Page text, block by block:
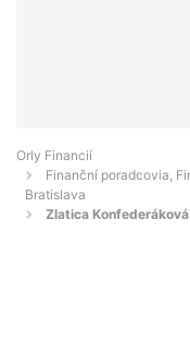
Orly Financií
Finanční poradcovia,
Bratislava
Zlatica Konfederáková